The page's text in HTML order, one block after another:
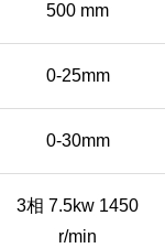
500 mm
0-25mm
0-30mm
3相 7.5kw 1450
r/min